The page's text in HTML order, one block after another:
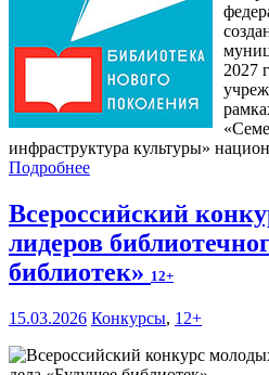
2027
инфраструктура культуры»
Подробнее
Всероссийский
лидеров
библиотек» 12+
15.03.2026 Конкурсы, 12+